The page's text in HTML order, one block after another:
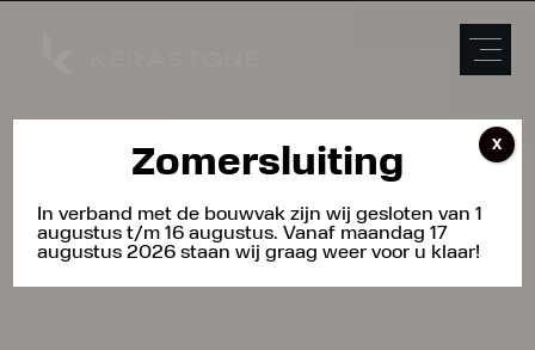
Zomersluiting
In verband met de bouwvak zijn wij gesloten van 1
augustus t/m 16 augustus. Vanaf maandag 17
augustus 2026 staan wij graag weer voor u klaar!
X